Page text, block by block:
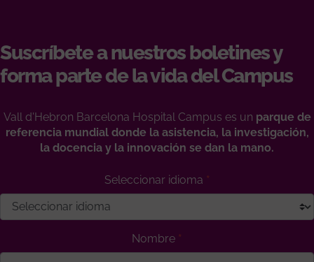
Suscríbete a nuestros boletines y
forma parte de la vida del Campus
Vall d'Hebron Barcelona Hospital Campus es un parque de
referencia mundial donde la asistencia, la investigación,
la docencia y la innovación se dan la mano.
Seleccionar idioma
Nombre